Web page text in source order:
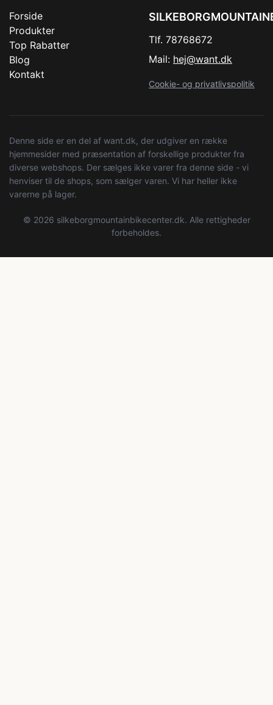
Forside
Produkter
Top Rabatter
Blog
Kontakt
Tlf. 78768672
Mail: hej@want.dk
Cookie- og privatlivspolitik
Denne side er en del af want.dk, der udgiver en række
hjemmesider med præsentation af forskellige produkter fra
diverse webshops. Der sælges ikke varer fra denne side - vi
henviser til de shops, som sælger varen. Vi har heller ikke
varerne på lager.
© 2026 silkeborgmountainbikecenter.dk. Alle rettigheder
forbeholdes.